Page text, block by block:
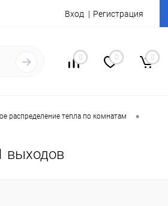
Вход Регистрация
0 0 0
распределение тепла по комнатам •
выходов